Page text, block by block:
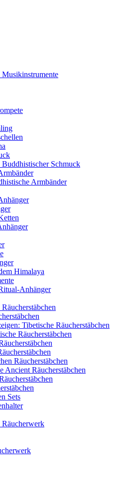
Musikinstrumente
Schmuck
Armbänder
Himalaya
Anhänger
Tibetische Räucherstäbchen
Räucherstäbchen
Räucherstäbchen
Ancient Räucherstäbchen
Sets
Räucherwerk